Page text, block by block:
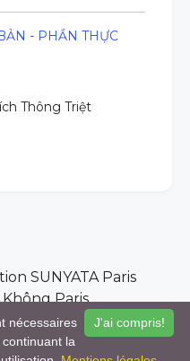
- PHẦN THỰC
Thông Triệt
SUNYATA Paris
Paris
- Liên hệ
J'ai compris!
nécessaires
la